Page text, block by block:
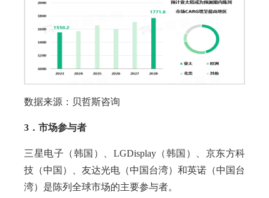
数据来源：贝哲斯咨询
3．市场参与者
三星电子（韩国）、LGDisplay（韩国）、京东方科
技（中国）、友达光电（中国台湾）和英诺（中国台
湾）是陈列全球市场的主要参与者。